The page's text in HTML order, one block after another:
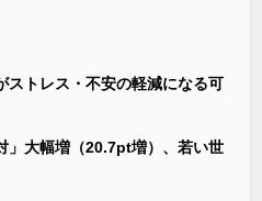
ストレス・不安の軽減になる可
」大幅増（20.7pt増）、若い世